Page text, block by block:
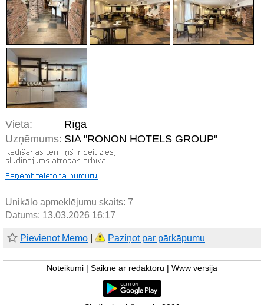
Vieta:
Rīga
Uzņēmums: SIA "RONON HOTELS GROUP"
Unikālo apmeklējumu skaits: 7
Datums: 13.03.2026 16:17
Pievienot Memo Paziņot par pārkāpumu
Noteikumi Saikne ar redaktoru Www versija